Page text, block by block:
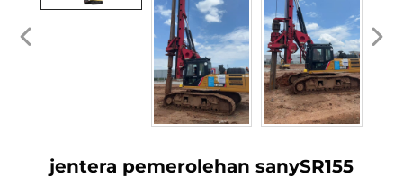
jentera pemerolehan sanySR155